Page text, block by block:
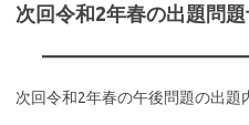
次回令和2年春の出題問
次回令和2年春の午後問題の出題